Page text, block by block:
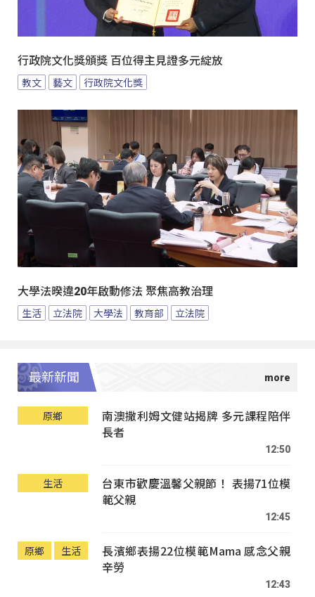
行政院文化獎頒獎 百位得主見證多元綻放
教文 藝文 行政院文化獎
大學法暌違20年啟動修法 聚焦高教治理
生活 立法院 大學法 教育部 立法院
最新新聞
原鄉
南澳撒利姆文健站揭牌 多元課程陪伴
長者
12:50
生活
台東市歡慶溫馨父親節！ 表揚71位模
範父親
12:45
原鄉 生活
長濱鄉表揚22位模範Mama 感念父親
辛勞
12:43